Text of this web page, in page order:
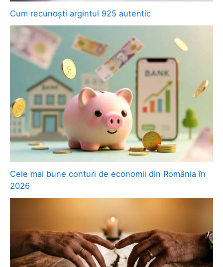
Cum recunoști argintul 925 autentic
Cele mai bune conturi de economii din România în
2026